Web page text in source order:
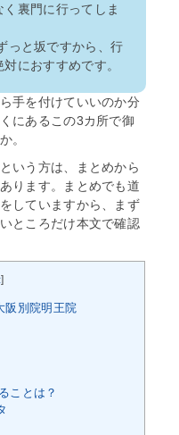
裏門に行ってしま
っと坂ですから、行
におすすめです。
手を付けていいのか分
にあるこの3カ所で御
。
いう方は、まとめから
ります。まとめでも道
していますから、まず
ところだけ本文で確認
]
阪別院明王院
ことは？